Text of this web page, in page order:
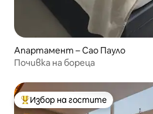
Апартамент – Сао Пауло
Почивка на бореца
Най-популярен избор на гостите
Избор на гостите